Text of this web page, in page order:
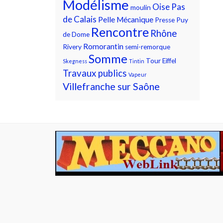
Modélisme moulin Oise Pas
de Calais Pelle Mécanique Presse Puy
de Dome Rencontre Rhône
Rivery Romorantin semi-remorque
Skegness Somme Tintin Tour Eiffel
Travaux publics Vapeur
Villefranche sur Saône